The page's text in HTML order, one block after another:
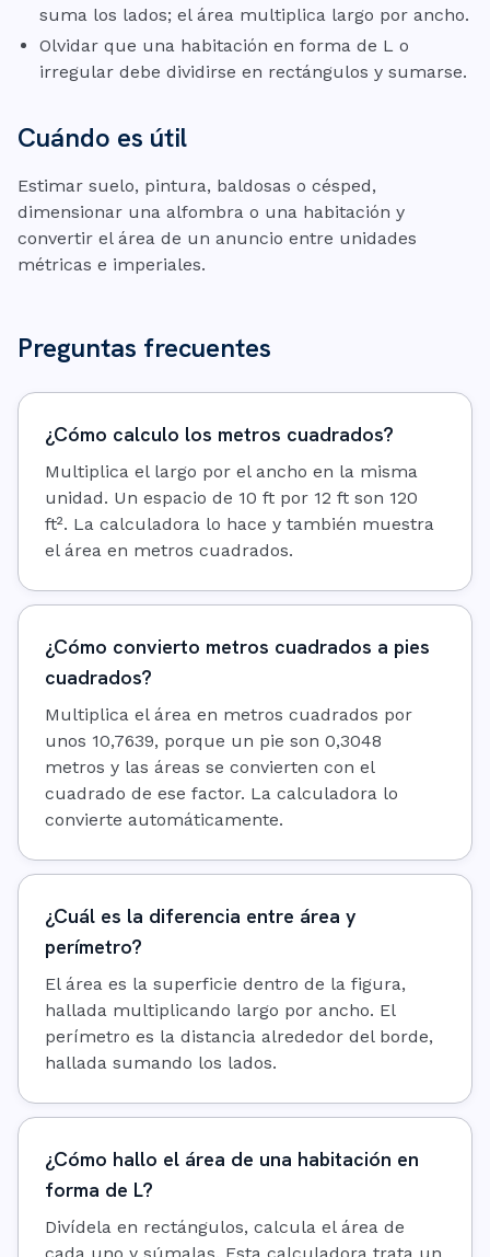
suma los lados; el área multiplica largo por ancho.
Olvidar que una habitación en forma de L o
irregular debe dividirse en rectángulos y sumarse.
Cuándo es útil
Estimar suelo, pintura, baldosas o césped,
dimensionar una alfombra o una habitación y
convertir el área de un anuncio entre unidades
métricas e imperiales.
Preguntas frecuentes
¿Cómo calculo los metros cuadrados?
Multiplica el largo por el ancho en la misma
unidad. Un espacio de 10 ft por 12 ft son 120
ft². La calculadora lo hace y también muestra
el área en metros cuadrados.
¿Cómo convierto metros cuadrados a pies
cuadrados?
Multiplica el área en metros cuadrados por
unos 10,7639, porque un pie son 0,3048
metros y las áreas se convierten con el
cuadrado de ese factor. La calculadora lo
convierte automáticamente.
¿Cuál es la diferencia entre área y
perímetro?
El área es la superficie dentro de la figura,
hallada multiplicando largo por ancho. El
perímetro es la distancia alrededor del borde,
hallada sumando los lados.
¿Cómo hallo el área de una habitación en
forma de L?
Divídela en rectángulos, calcula el área de